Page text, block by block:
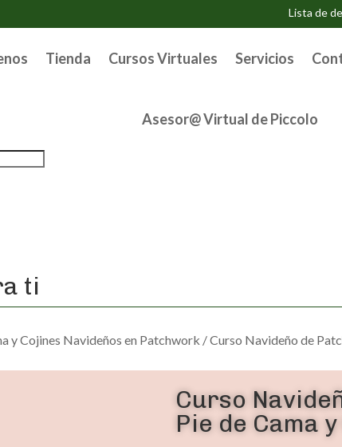
Lista de
Tienda Cursos Virtuales Servicios
Asesor@ Virtual de Piccolo
ti
y Cojines Navideños en Patchwork / Curso Navideño de
Curso
Pie de Cama